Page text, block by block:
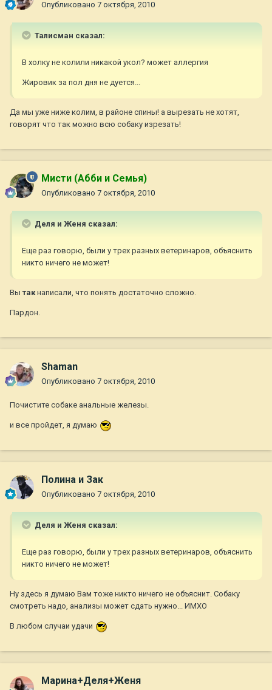
Опубликовано 7 октября, 2010
Талисман сказал:
В холку не колили никакой укол? может аллергия
Жировик за пол дня не дуется...
Да мы уже ниже колим, в районе спины! а вырезать не хотят,
говорят что так можно всю собаку изрезать!
Мисти (Абби и Семья)
Опубликовано 7 октября, 2010
Деля и Женя сказал:
Еще раз говорю, были у трех разных ветеринаров, объяснить
никто ничего не может!
Вытакнаписали, что понять достаточно сложно.
Пардон.
Shaman
Опубликовано 7 октября, 2010
Почистите собаке анальные железы.
и все пройдет, я думаю
Полина и Зак
Опубликовано 7 октября, 2010
Деля и Женя сказал:
Еще раз говорю, были у трех разных ветеринаров, объяснить
никто ничего не может!
Ну здесь я думаю Вам тоже никто ничего не объяснит. Собаку
смотреть надо, анализы может сдать нужно... ИМХО
В любом случаи удачи
Марина+Деля+Женя